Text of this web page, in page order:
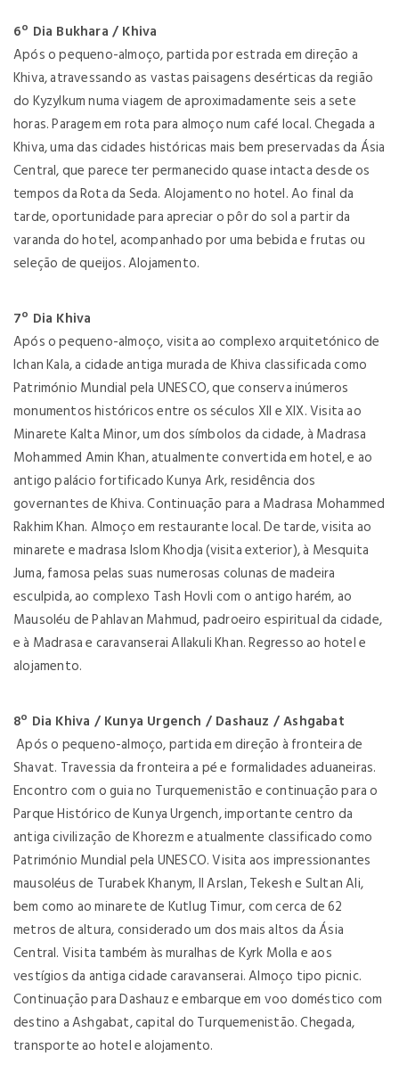
6º Dia Bukhara / Khiva
Após o pequeno-almoço, partida por estrada em direção a
Khiva, atravessando as vastas paisagens desérticas da região
do Kyzylkum numa viagem de aproximadamente seis a sete
horas. Paragem em rota para almoço num café local. Chegada a
Khiva, uma das cidades históricas mais bem preservadas da Ásia
Central, que parece ter permanecido quase intacta desde os
tempos da Rota da Seda. Alojamento no hotel. Ao final da
tarde, oportunidade para apreciar o pôr do sol a partir da
varanda do hotel, acompanhado por uma bebida e frutas ou
seleção de queijos. Alojamento.
7º Dia Khiva
Após o pequeno-almoço, visita ao complexo arquitetónico de
Ichan Kala, a cidade antiga murada de Khiva classificada como
Património Mundial pela UNESCO, que conserva inúmeros
monumentos históricos entre os séculos XII e XIX. Visita ao
Minarete Kalta Minor, um dos símbolos da cidade, à Madrasa
Mohammed Amin Khan, atualmente convertida em hotel, e ao
antigo palácio fortificado Kunya Ark, residência dos
governantes de Khiva. Continuação para a Madrasa Mohammed
Rakhim Khan. Almoço em restaurante local. De tarde, visita ao
minarete e madrasa Islom Khodja (visita exterior), à Mesquita
Juma, famosa pelas suas numerosas colunas de madeira
esculpida, ao complexo Tash Hovli com o antigo harém, ao
Mausoléu de Pahlavan Mahmud, padroeiro espiritual da cidade,
e à Madrasa e caravanserai Allakuli Khan. Regresso ao hotel e
alojamento.
8º Dia Khiva / Kunya Urgench / Dashauz / Ashgabat
Após o pequeno-almoço, partida em direção à fronteira de
Shavat. Travessia da fronteira a pé e formalidades aduaneiras.
Encontro com o guia no Turquemenistão e continuação para o
Parque Histórico de Kunya Urgench, importante centro da
antiga civilização de Khorezm e atualmente classificado como
Património Mundial pela UNESCO. Visita aos impressionantes
mausoléus de Turabek Khanym, Il Arslan, Tekesh e Sultan Ali,
bem como ao minarete de Kutlug Timur, com cerca de 62
metros de altura, considerado um dos mais altos da Ásia
Central. Visita também às muralhas de Kyrk Molla e aos
vestígios da antiga cidade caravanserai. Almoço tipo picnic.
Continuação para Dashauz e embarque em voo doméstico com
destino a Ashgabat, capital do Turquemenistão. Chegada,
transporte ao hotel e alojamento.